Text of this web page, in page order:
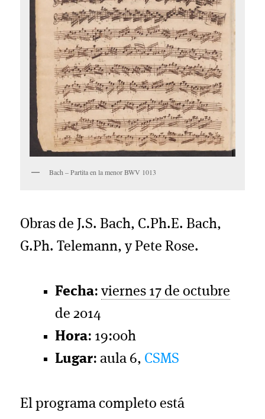
Bach – Partita en la menor BWV 1013
Obras de J.S. Bach, C.Ph.E. Bach,
G.Ph. Telemann, y Pete Rose.
Fecha:viernes 17 de octubre
de 2014
Hora: 19:00h
Lugar: aula 6, CSMS
El programa completo está